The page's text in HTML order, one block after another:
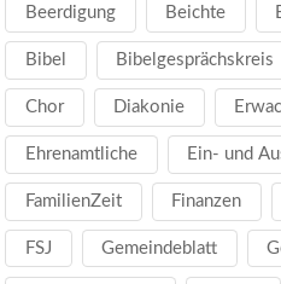
Beerdigung Beichte
Bibel Bibelgesprächskreis
Chor Diakonie
Ehrenamtliche Ein- und
FamilienZeit Finanzen
FSJ Gemeindeblatt